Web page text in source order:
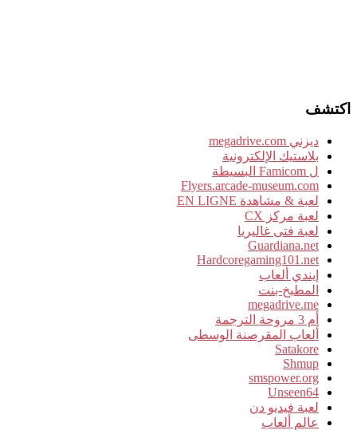
اكتشف
ديزني megadrive.com
بلاستيك الإلكترونية
ل Famicom البسيطة
Flyers.arcade-museum.com
لعبة & مشاهدة EN LIGNE
لعبة مركز CX
لعبة فتى غاليريا
Guardiana.net
Hardcoregaming101.net
إيندي ألعاب
المطبخ-بنت
megadrive.me
أم 3 مروحة الترجمة
ألعاب المقرصنة الوسطى
Satakore
Shmup
smspower.org
Unseen64
لعبة فيديو دن
عالم ألعاب